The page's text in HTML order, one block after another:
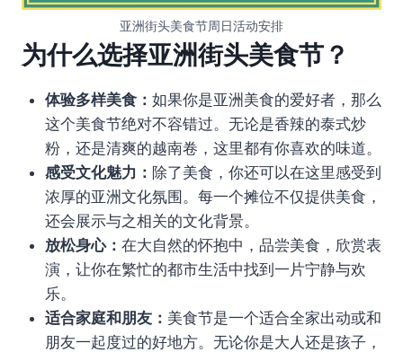
亚洲街头美食节周日活动安排
为什么选择亚洲街头美食节？
体验多样美食： 如果你是亚洲美食的爱好者，那么
这个美食节绝对不容错过。无论是香辣的泰式炒
粉，还是清爽的越南卷，这里都有你喜欢的味道。
感受文化魅力： 除了美食，你还可以在这里感受到
浓厚的亚洲文化氛围。每一个摊位不仅提供美食，
还会展示与之相关的文化背景。
放松身心： 在大自然的怀抱中，品尝美食，欣赏表
演，让你在繁忙的都市生活中找到一片宁静与欢
乐。
适合家庭和朋友： 美食节是一个适合全家出动或和
朋友一起度过的好地方。无论你是大人还是孩子，